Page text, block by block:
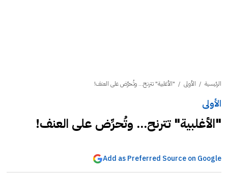
الرئيسية / الأولى / "الأغلبية" تترنح... وتُحرِّض على العنف!
الأولى
"الأغلبية" تترنح... وتُحرِّض على العنف!
Add as Preferred Source on Google